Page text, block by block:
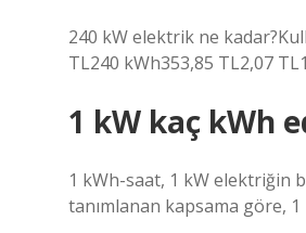
240 kW elektrik ne
TL240 kWh353,85 TL2,07
1 kW kaç kWh
1 kWh-saat, 1 kW elektriğin
tanımlanan kapsama göre,